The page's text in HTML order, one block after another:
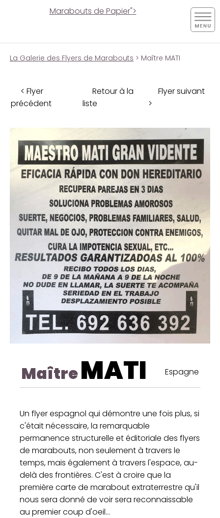
Marabouts de Papier">
La Galerie des Flyers de Marabouts > Maître MATI
< Flyer
précédent
Retour à la
liste
Flyer suivant
>
MaîtreMATI Espagne
Un flyer espagnol qui démontre une fois plus, si
c'était nécessaire, la remarquable
permanence structurelle et éditoriale des flyers
de marabouts, non seulement à travers le
temps, mais également à travers l'espace, au-
delà des frontières. C'est à croire que la
première carte de marabout extraterrestre qu'il
nous sera donné de voir sera reconnaissable
au premier coup d'oeil...